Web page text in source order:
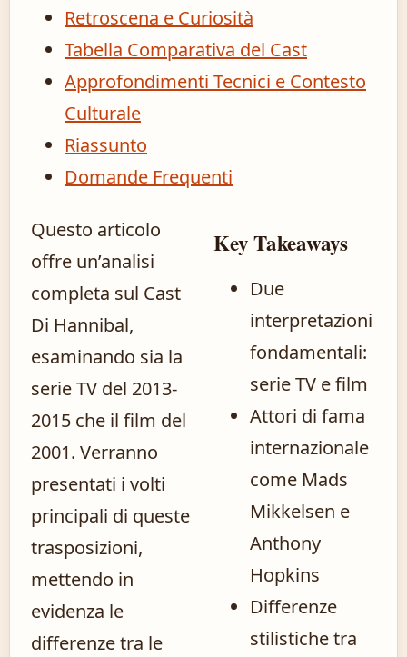
Retroscena e Curiosità
Tabella Comparativa del Cast
Approfondimenti Tecnici e Contesto
Culturale
Riassunto
Domande Frequenti
Questo articolo
offre un’analisi
completa sul Cast
Di Hannibal,
esaminando sia la
serie TV del 2013-
2015 che il film del
2001. Verranno
presentati i volti
principali di queste
trasposizioni,
mettendo in
evidenza le
differenze tra le
Key Takeaways
Due
interpretazioni
fondamentali:
serie TV e film
Attori di fama
internazionale
come Mads
Mikkelsen e
Anthony
Hopkins
Differenze
stilistiche tra